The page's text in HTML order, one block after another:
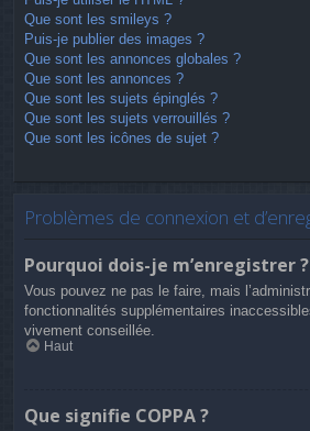
Que sont les smileys ?
Puis-je publier des images ?
Que sont les annonces globales ?
Que sont les annonces ?
Que sont les sujets épinglés ?
Que sont les sujets verrouillés ?
Que sont les icônes de sujet ?
Problèmes de connexion et
Pourquoi dois-je m’enregistrer ?
Vous pouvez ne pas le faire, mais
fonctionnalités supplémentaires
vivement conseillée.
Haut
Que signifie COPPA ?